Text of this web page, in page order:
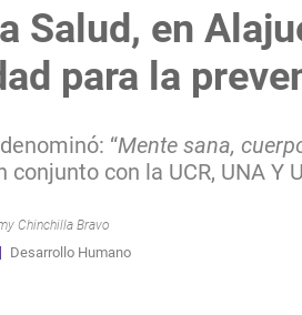
Salud, en
para la
“Mente sana,
conjunto con la UCR, UNA Y
Chinchilla Bravo
Desarrollo Humano